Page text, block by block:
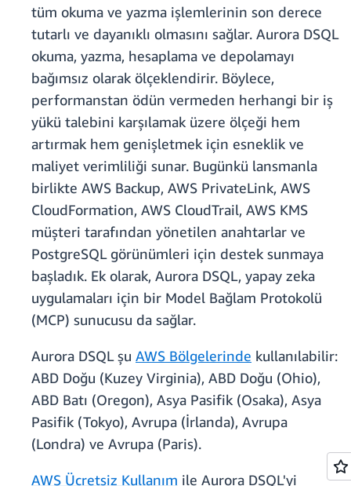
tüm okuma ve yazma işlemlerinin son derece
tutarlı ve dayanıklı olmasını sağlar. Aurora DSQL
okuma, yazma, hesaplama ve depolamayı
bağımsız olarak ölçeklendirir. Böylece,
performanstan ödün vermeden herhangi bir iş
yükü talebini karşılamak üzere ölçeği hem
artırmak hem genişletmek için esneklik ve
maliyet verimliliği sunar. Bugünkü lansmanla
birlikte AWS Backup, AWS PrivateLink, AWS
CloudFormation, AWS CloudTrail, AWS KMS
müşteri tarafından yönetilen anahtarlar ve
PostgreSQL görünümleri için destek sunmaya
başladık. Ek olarak, Aurora DSQL, yapay zeka
uygulamaları için bir Model Bağlam Protokolü
(MCP) sunucusu da sağlar.
Aurora DSQL şu AWS Bölgelerinde kullanılabilir:
ABD Doğu (Kuzey Virginia), ABD Doğu (Ohio),
ABD Batı (Oregon), Asya Pasifik (Osaka), Asya
Pasifik (Tokyo), Avrupa (İrlanda), Avrupa
(Londra) ve Avrupa (Paris).
AWS Ücretsiz Kullanım ile Aurora DSQL'yi